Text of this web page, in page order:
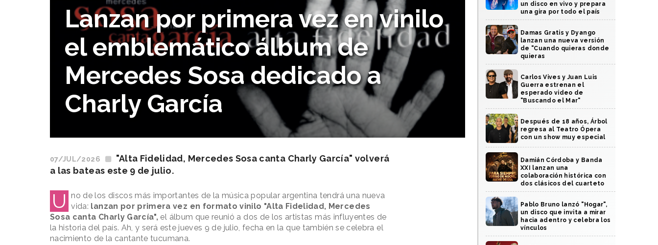
Lanzan por primera vez en vinilo
el emblemático álbum de
Mercedes Sosa dedicado a
Charly García
07/JUL/2026
"Alta Fidelidad, Mercedes Sosa canta Charly García" volverá
a las bateas este 9 de julio.
U
no de los discos más importantes de la música popular argentina tendrá una nueva
vida: lanzan por primera vez en formato vinilo "Alta Fidelidad, Mercedes
Sosa canta Charly García", el álbum que reunió a dos de los artistas más influyentes de
la historia del país. Ah, y será este jueves 9 de julio, fecha en la que también se celebra el
nacimiento de la cantante tucumana.
un disco en vivo y prepara
una gira por todo el país
Damas Gratis y Dyango
lanzan una nueva versión
de "Cuando quieras donde
quieras
Carlos Vives y Juan Luis
Guerra estrenan el
esperado video de
"Buscando el Mar"
Después de 18 años, Árbol
regresa al Teatro Ópera
con un show muy especial
Damián Córdoba y Banda
XXI lanzan una
colaboración histórica con
dos clásicos del cuarteto
Pablo Bruno lanzó "Hogar",
un disco que invita a mirar
hacia adentro y celebra los
vínculos